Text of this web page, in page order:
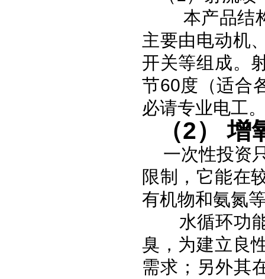
本产品结
主要由电动机
开关等组成。
节60度（适合
必请专业电工
（2）
一次性投资
限制，它能在
有机物和氨氮
水循环功
臭，为建立良
需求；另外其